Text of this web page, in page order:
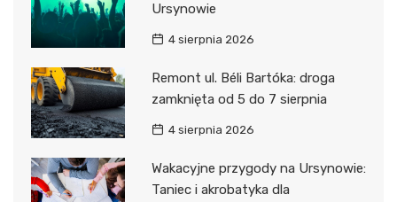
Ursynowie
4 sierpnia 2026
Remont ul. Béli Bartóka: droga
zamknięta od 5 do 7 sierpnia
4 sierpnia 2026
Wakacyjne przygody na Ursynowie:
Taniec i akrobatyka dla